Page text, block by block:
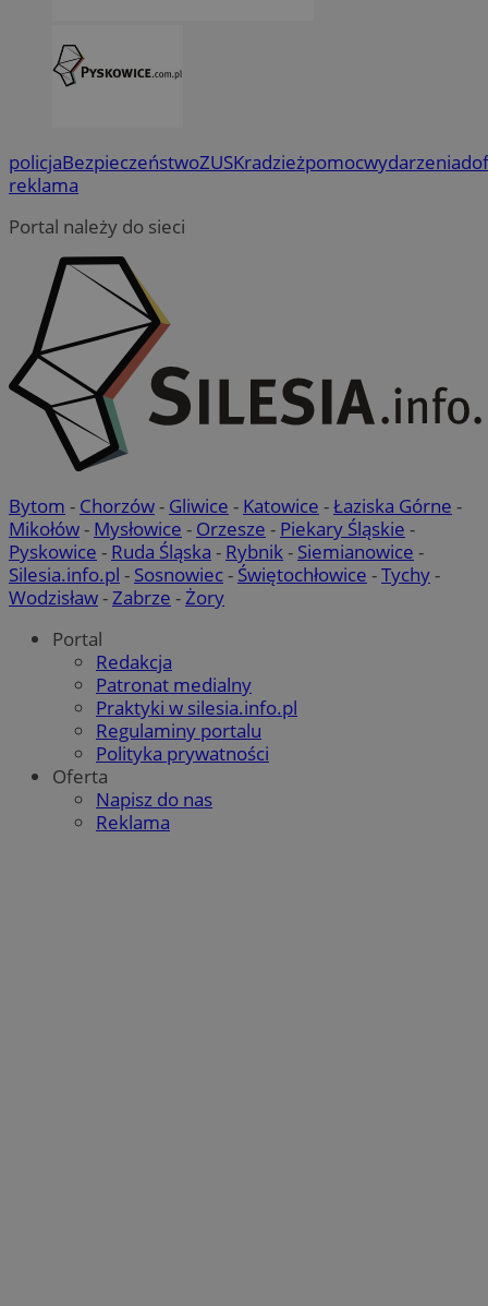
policjaBezpieczeństwoZUSKradzieżpomocwydarzenia
reklama
Portal należy do sieci
Bytom - Chorzów- Gliwice - Katowice -Łaziska Górne -
Mikołów- Mysłowice - Orzesze - Piekary Śląskie -
Pyskowice - Ruda Śląska - Rybnik- Siemianowice -
Silesia.info.pl - Sosnowiec- Świętochłowice -Tychy-
Wodzisław-Zabrze -Żory
Portal
Redakcja
Patronat medialny
Praktyki w silesia.info.pl
Regulaminy portalu
Polityka prywatności
Oferta
Napisz do nas
Reklama